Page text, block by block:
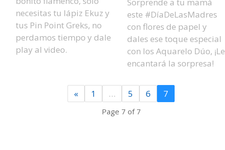
necesitas tu lápiz Ekuz y
tus Pin Point Greks, no
perdamos tiempo y dale
play al video.
Sorprende a tu mamá
este #DíaDeLasMadres
con flores de papel y
dales ese toque especial
con los Aquarelo Dúo, ¡Le
encantará la sorpresa!
« 1 … 5 6 7
Page 7 of 7